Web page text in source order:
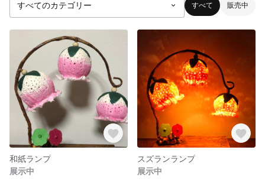
すべて 販売中
和紙ランプ
展示中
スズランランプ
展示中